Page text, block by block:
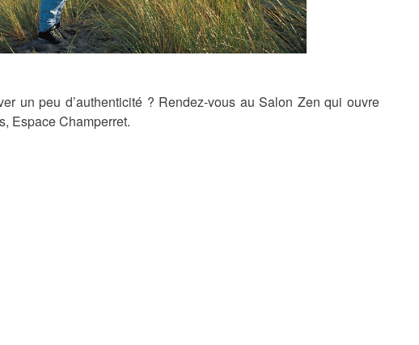
un peu d’authenticité ? Rendez-vous au Salon Zen qui ouvre
Espace Champerret.